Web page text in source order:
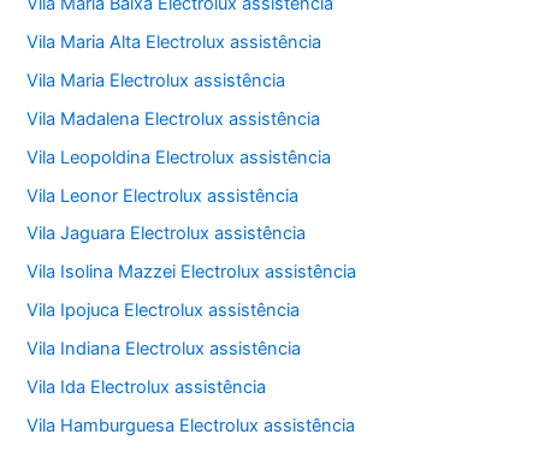
Vila Maria Alta Electrolux assistência
Vila Maria Electrolux assistência
Vila Madalena Electrolux assistência
Vila Leopoldina Electrolux assistência
Vila Leonor Electrolux assistência
Vila Jaguara Electrolux assistência
Vila Isolina Mazzei Electrolux assistência
Vila Ipojuca Electrolux assistência
Vila Indiana Electrolux assistência
Vila Ida Electrolux assistência
Vila Hamburguesa Electrolux assistência